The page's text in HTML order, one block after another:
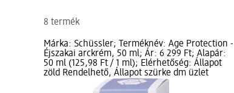
8 termék
Márka: Schüssler; Terméknév: Age Protection -
Éjszakai arckrém, 50 ml; Ár: 6 299 Ft; Alapár:
50 ml (125,98 Ft / 1 ml); Elérhetőség: Állapot
zöld Rendelhető, Állapot szürke dm üzlet